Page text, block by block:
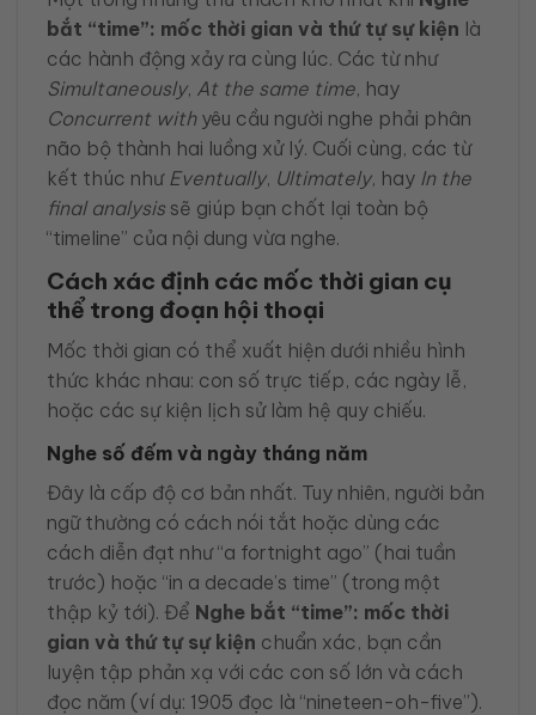
bắt “time”: mốc thời gian và thứ tự sự kiện là
các hành động xảy ra cùng lúc. Các từ như
Simultaneously, At the same time, hay
Concurrent withyêu cầu người nghe phải phân
não bộ thành hai luồng xử lý. Cuối cùng, các từ
kết thúc như Eventually, Ultimately, hay In the
final analysis sẽ giúp bạn chốt lại toàn bộ
“timeline” của nội dung vừa nghe.
Cách xác định các mốc thời gian cụ
thể trong đoạn hội thoại
Mốc thời gian có thể xuất hiện dưới nhiều hình
thức khác nhau: con số trực tiếp, các ngày lễ,
hoặc các sự kiện lịch sử làm hệ quy chiếu.
Nghe số đếm và ngày tháng năm
Đây là cấp độ cơ bản nhất. Tuy nhiên, người bản
ngữ thường có cách nói tắt hoặc dùng các
cách diễn đạt như “a fortnight ago” (hai tuần
trước) hoặc “in a decade’s time” (trong một
thập kỷ tới). Để Nghe bắt “time”: mốc thời
gian và thứ tự sự kiện chuẩn xác, bạn cần
luyện tập phản xạ với các con số lớn và cách
đọc năm (ví dụ: 1905 đọc là “nineteen-oh-five”).